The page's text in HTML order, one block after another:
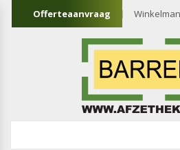
Offerteaanvraag